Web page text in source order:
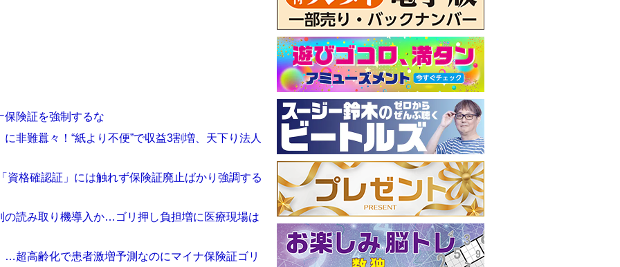
保険証を強制するな
非難囂々！“紙より不便”で収益3割増、天下り法人
資格確認証」には触れず保険証廃止ばかり強調する
の読み取り機導入か…ゴリ押し負担増に医療現場は
…超高齢化で患者激増予測なのにマイナ保険証ゴリ